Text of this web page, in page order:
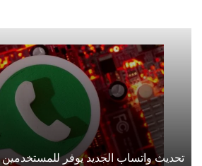
تحديث واتساب الجديد يوفر للمستخدمين